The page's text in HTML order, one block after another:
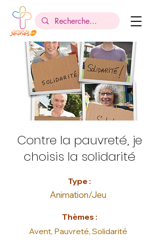
Type :
Thèmes :
Contre la pauvreté, je
choisis la solidarité
Animation/Jeu
Avent, Pauvreté, Solidarité